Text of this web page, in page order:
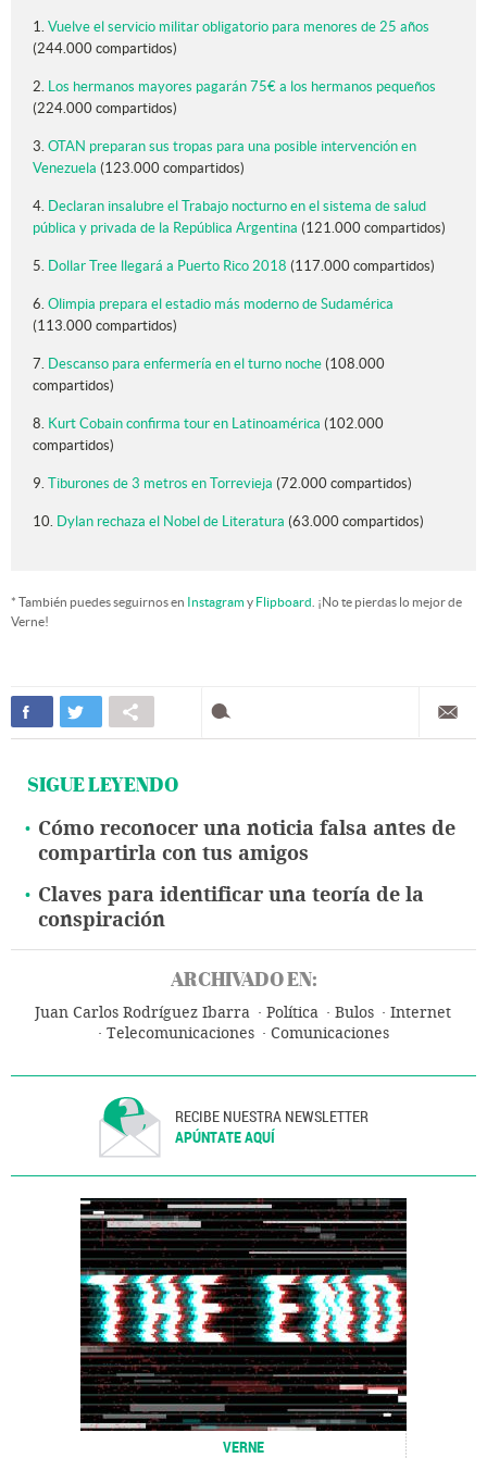
1. Vuelve el servicio militar obligatorio para menores de 25 años
(244.000 compartidos)
2.
Los hermanos mayores pagarán 75€ a los hermanos pequeños
(224.000 compartidos)
3. OTAN preparan sus tropas para una posible intervención en
Venezuela (123.000 compartidos)
4. Declaran insalubre el Trabajo nocturno en el sistema de salud
pública y privada de la República Argentina (121.000 compartidos)
5. Dollar Tree llegará a Puerto Rico 2018 (117.000 compartidos)
6. Olimpia prepara el estadio más moderno de Sudamérica
(113.000 compartidos)
7. Descanso para enfermería en el turno noche (108.000
compartidos)
8. Kurt Cobain confirma tour en Latinoamérica (102.000
compartidos)
9. Tiburones de 3 metros en Torrevieja (72.000 compartidos)
10. Dylan rechaza el Nobel de Literatura (63.000 compartidos)
* También puedes seguirnos en Instagramy Flipboard . ¡No te pierdas lo mejor de
Verne!
SIGUE LEYENDO
Cómo reconocer una noticia falsa antes de
compartirla con tus amigos
Claves para identificar una teoría de la
conspiración
ARCHIVADO EN:
Juan Carlos Rodríguez Ibarra Política Bulos
Internet
Telecomunicaciones
Comunicaciones
RECIBE NUESTRA NEWSLETTER
APÚNTATE AQUÍ
VERNE